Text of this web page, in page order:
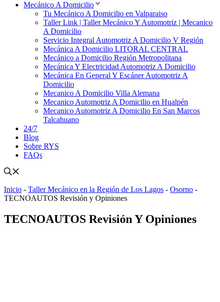
Mecánico A Domicilio
Tu Mecánico A Domicilio en Valparaiso
Taller Link | Taller Mecánico Y Automotriz | Mecanico
A Domicilio
Servicio Integral Automotriz A Domicilio V Región
Mecánica A Domicilio LITORAL CENTRAL
Mecánico a Domicilio Región Metropolitana
Mecánica Y Electricidad Automotriz A Domicilio
Mecánica En General Y Escáner Automotriz A
Domicilio
Mecanico A Domicilio Villa Alemana
Mecanico Automotriz A Domicilio en Hualpén
Mecanico Automotriz A Domicilio En San Marcos
Talcahuano
24/7
Blog
Sobre RYS
FAQs
Inicio - Taller Mecánico en la Región de Los Lagos - Osorno -
TECNOAUTOS Revisión y Opiniones
TECNOAUTOS Revisión Y Opiniones